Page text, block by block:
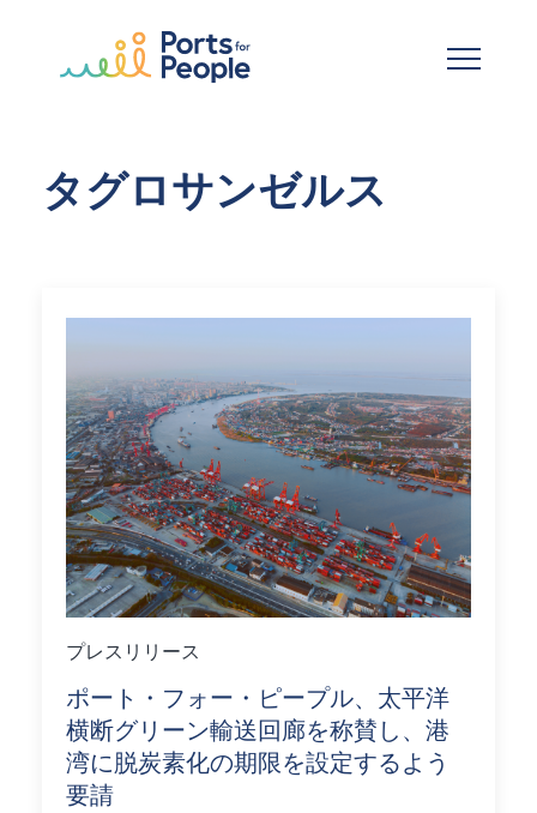
タグロサンゼルス
プレスリリース
ポート・フォー・ピープル、太平洋
横断グリーン輸送回廊を称賛し、港
湾に脱炭素化の期限を設定するよう
要請